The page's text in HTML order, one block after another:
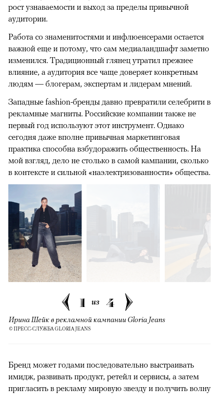
рост узнаваемости и выход за пределы привычной
аудитории.
Работа со знаменитостями и инфлюенсерами остается
важной еще и потому, что сам медиаландшафт заметно
изменился. Традиционный глянец утратил прежнее
влияние, а аудитория все чаще доверяет конкретным
людям — блогерам, экспертам и лидерам мнений.
Западные fashion-бренды давно превратили селебрити в
рекламные магниты. Российские компании также не
первый год используют этот инструмент. Однако
сегодня даже вполне привычная маркетинговая
практика способна взбудоражить общественность. На
мой взгляд, дело не столько в самой кампании, сколько
в контексте и сильной «наэлектризованности» общества.
1 из 4
Ирина Шейк в рекламной кампании Gloria Jeans
© ПРЕСС-СЛУЖБА GLORIA JEANS
Бренд может годами последовательно выстраивать
имидж, развивать продукт, ретейл и сервисы, а затем
пригласить в рекламу мировую звезду и получить волну